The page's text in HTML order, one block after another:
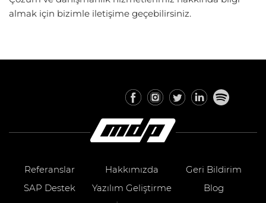
almak için bizimle iletişime geçebilirsiniz.
Referanslar Hakkımızda
Geri Bildirim
SAP Destek
Yazılım Geliştirme
Blog